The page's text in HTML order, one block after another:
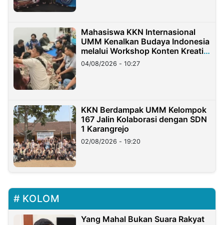
Mahasiswa KKN Internasional
UMM Kenalkan Budaya Indonesia
melalui Workshop Konten Kreatif
di Taiwan
04/08/2026 - 10:27
KKN Berdampak UMM Kelompok
167 Jalin Kolaborasi dengan SDN
1 Karangrejo
02/08/2026 - 19:20
KOLOM
Yang Mahal Bukan Suara Rakyat